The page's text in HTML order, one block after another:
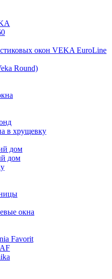
окон VEKA EuroLine
Round)
в хрущевку
дом
дом
окна
Favorit